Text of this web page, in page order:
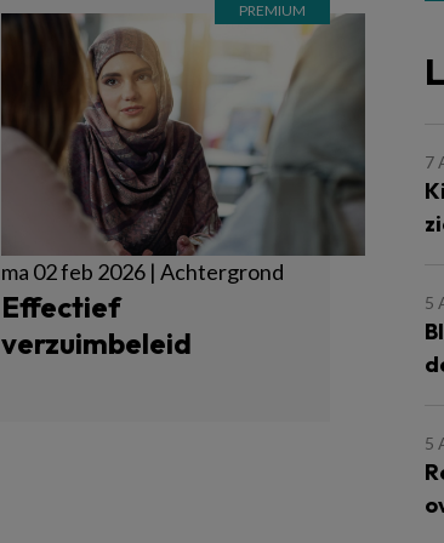
ma 02 feb 2026 | Achtergrond
Effectief
verzuimbeleid
7
5
5